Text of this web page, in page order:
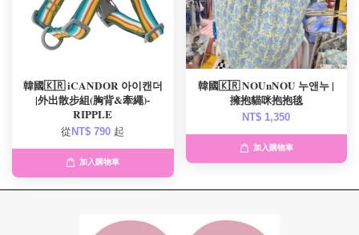
韓國🇰🇷 iCANDOR 아이캔더
|外出散步組(胸背&牽繩)-
RIPPLE
從 NT$ 790 起
加入購物車
韓國🇰🇷 NOUnNOU 누앤누 |
擁抱貓咪抱抱毯
NT$ 1,350
加入購物車